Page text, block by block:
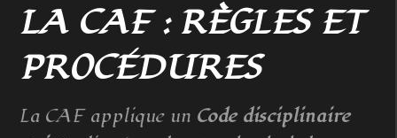
LA CAF : RÈGLES ET
PROCÉDURES
La CAF applique un Code disciplinaire